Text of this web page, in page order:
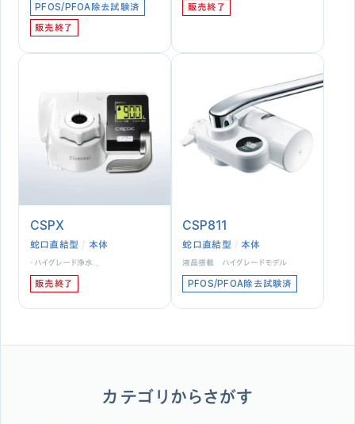
PFOS/PFOA除去試験済
販売終了
販売終了
CSPX
蛇口直結型 本体
・ハイグレード浄水…
販売終了
CSP811
蛇口直結型 本体
液晶搭載 ハイグレードモデル
PFOS/PFOA除去試験済
カテゴリからさがす